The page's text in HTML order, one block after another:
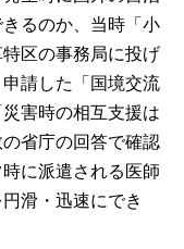
るのか、当時「小
区の事務局に投げ
請した「国境交流
害時の相互支援は
省庁の回答で確認
に派遣される医師
滑・迅速にでき